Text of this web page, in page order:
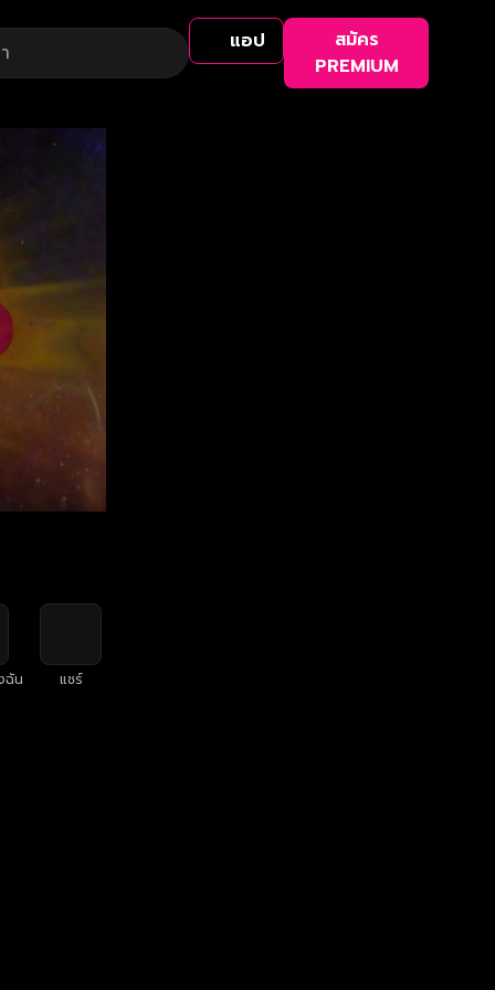
แอป
สมัคร
PREMIUM
ฉัน แชร์